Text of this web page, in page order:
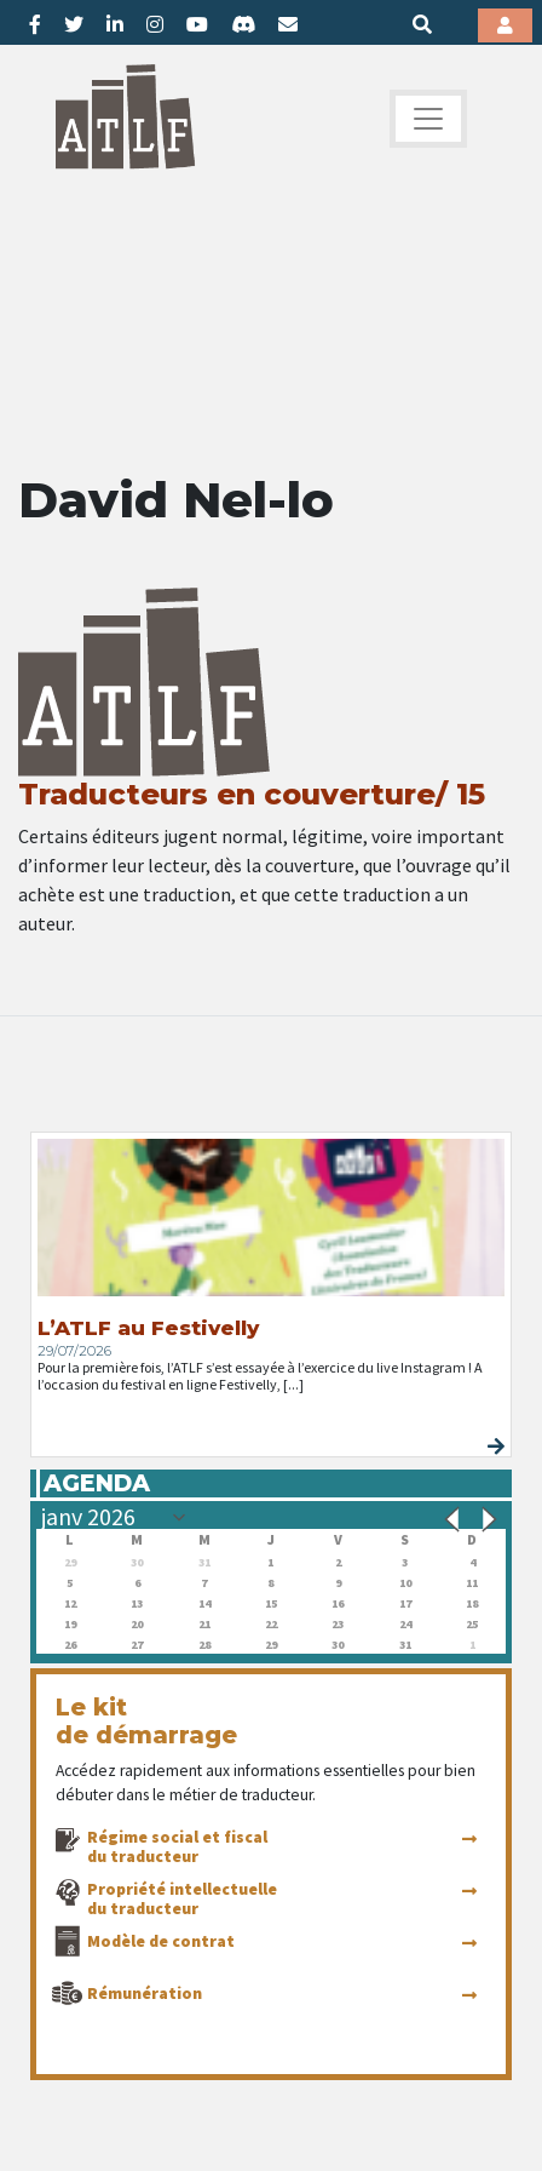
David Nel-lo
Traducteurs en couverture/ 15
Certains éditeurs jugent normal, légitime, voire important
d’informer leur lecteur, dès la couverture, que l’ouvrage qu’il
achète est une traduction, et que cette traduction a un
auteur.
L’ATLF au Festivelly
29/07/2026
Pour la première fois, l’ATLF s’est essayée à l’exercice du live Instagram ! A
l’occasion du festival en ligne Festivelly, [...]
AGENDA
L M M J V S D
29 30 31 1 2 3
4
5
6 7 8 9 10
11
12
13 14 15 16 17
18
19
20 21 22 23 24
25
26
27 28 29 30 31 1
Le kit
de démarrage
Accédez rapidement aux informations essentielles pour bien
débuter dans le métier de traducteur.
Régime social et fiscal
du traducteur
Propriété intellectuelle
du traducteur
Modèle de contrat
Rémunération